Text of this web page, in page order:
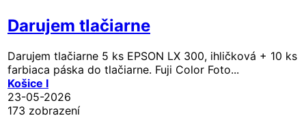
Darujem tlačiarne
Darujem tlačiarne 5 ks EPSON LX 300, ihličková + 10 ks
farbiaca páska do tlačiarne. Fuji Color Foto...
Košice I
23-05-2026
173 zobrazení